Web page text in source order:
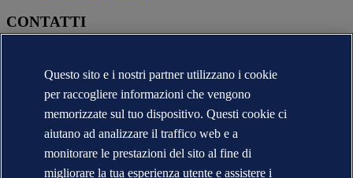
CONTATTI
Contatti per la stampa
Segnalazioni e Reclami
Cambio Ragione Sociale
indirizzo posta certificata
Veracity (English)
Informativa sulla privacy
Questo sito e i nostri partner utilizzano i cookie
per raccogliere informazioni che vengono
memorizzate sul tuo dispositivo. Questi cookie ci
aiutano ad analizzare il traffico web e a
monitorare le prestazioni del sito al fine di
migliorare la tua esperienza utente e assistere i